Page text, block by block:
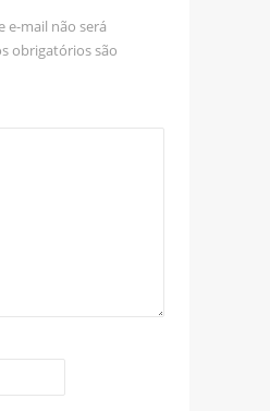
e-mail não será
obrigatórios são